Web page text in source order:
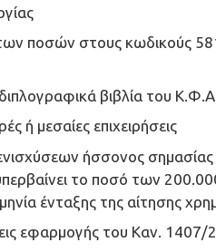
ποσών στους κωδικούς
βιβλία του
ή μεσαίες επιχειρήσεις
ήσσονος σημασίας
το ποσό των
ένταξης της αίτησης
εφαρμογής του Καν.